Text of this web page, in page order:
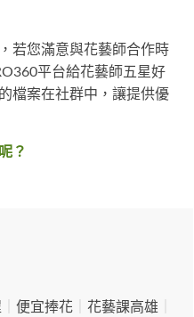
若您滿意與花藝師合作時
平台給花藝師五星好
檔案在社群中，讓提供優
？
便宜捧花 花藝課高雄